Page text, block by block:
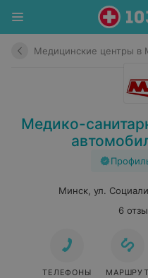
Медицинские центры в
Медико-
Минск, ул.
6
ТЕЛЕФОНЫ МАРШРУТ